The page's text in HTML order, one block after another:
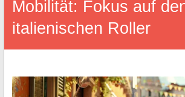
Mobilität: Fokus auf
italienischen Roller